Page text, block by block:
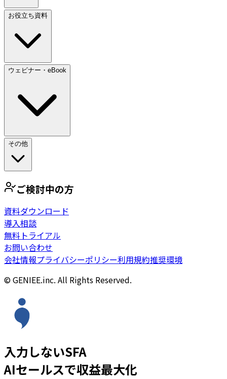
お役立ち資料
ウェビナー・eBook
その他
ご検討中の方
資料ダウンロード
導入相談
無料トライアル
お問い合わせ
会社情報プライバシーポリシー利用規約推奨環境
© GENIEE.inc. All Rights Reserved.
入力しないSFA
AIセールスで収益最大化